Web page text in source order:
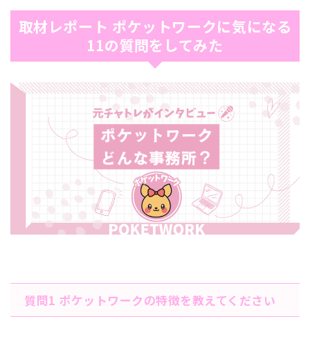
取材レポート ポケットワークに気になる
11の質問をしてみた
質問1 ポケットワークの特徴を教えてください